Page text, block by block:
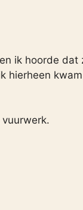
ik hoorde
hierheen